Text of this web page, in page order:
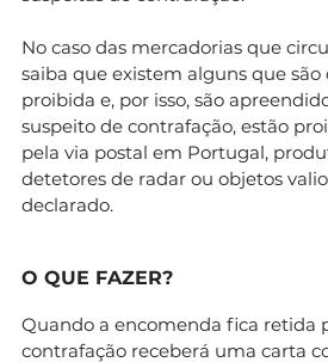
No caso das mercadorias que
saiba que existem alguns que são
proibida e, por isso, são
suspeito de contrafação, estão
pela via postal em Portugal,
detetores de radar ou objetos
declarado.
O QUE FAZER?
Quando a encomenda fica retida
contrafação receberá uma carta